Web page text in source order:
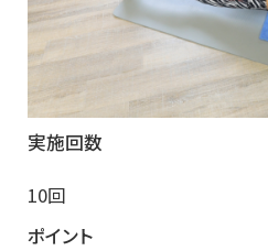
実施回数
10回
ポイント